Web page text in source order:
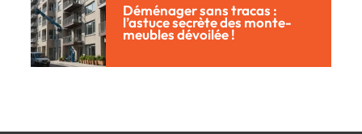
Déménager sans tracas :
l’astuce secrète des monte-
meubles dévoilée !